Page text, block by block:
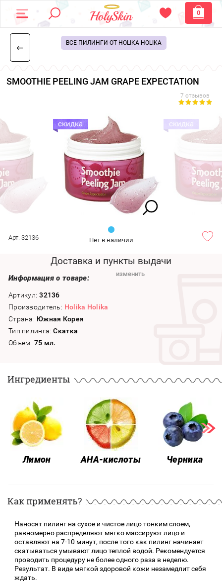
0
ВСЕ ПИЛИНГИ ОТ HOLIKA HOLIKA
SMOOTHIE PEELING JAM GRAPE EXPECTATION
7 отзывов
Нет в наличии
Арт. 32136
Доставка и пункты выдачи
изменить
Информация о товаре:
Артикул: 32136
Производитель: Holika Holika
Страна: Южная Корея
Тип пилинга: Скатка
Объем: 75 мл.
Ингредиенты
Лимон AHA-кислоты Черника
Как применять?
Наносят пилинг на сухое и чистое лицо тонким слоем,
равномерно распределяют мягко массируют лицо и
оставляют на 7-10 минут, после того как пилинг начинает
скатываться умывают лицо теплой водой. Рекомендуется
проводить процедуру не более одного раза в неделю.
Результат. В виде мягкой здоровой кожи незамедлит себя
ждать.